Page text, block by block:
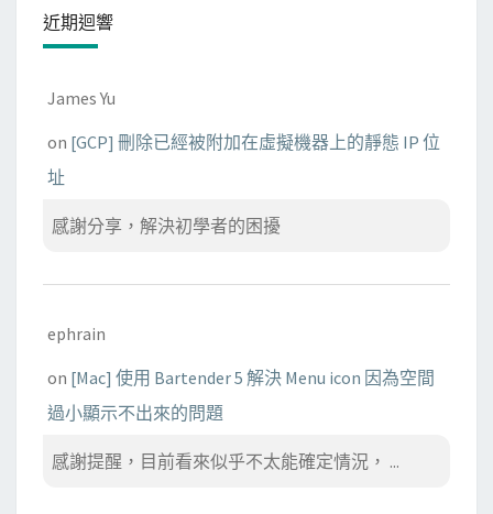
近期迴響
James Yu
on [GCP] 刪除已經被附加在虛擬機器上的靜態 IP 位
址
感謝分享，解決初學者的困擾
ephrain
on [Mac] 使用 Bartender 5 解決 Menu icon 因為空間
過小顯示不出來的問題
感謝提醒，目前看來似乎不太能確定情況， ...